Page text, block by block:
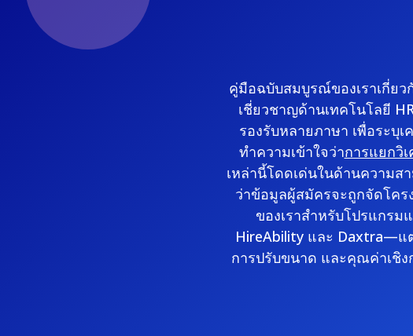
คู่มือฉบับสมบูรณ์ของเราเกี่ยว
เชี่ยวชาญด้านเทคโนโลยี
รองรับหลายภาษา เพื่อระบุ
ทำความเข้าใจว่าการแยกวิ
เหล่านี้โดดเด่นในด้านความส
ว่าข้อมูลผู้สมัครจะถูกจัดโคร
ของเราสำหรับโปรแกรม
HireAbility และ Daxtra—แ
การปรับขนาด และคุณค่าเชิง